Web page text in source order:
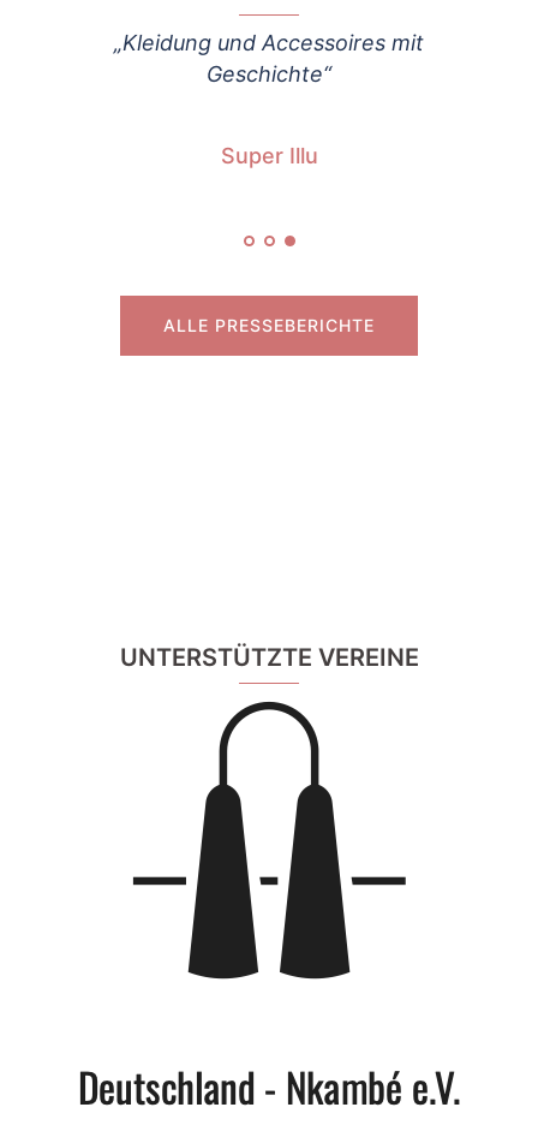
„Kleidung und Accessoires mit
Geschichte“
Super Illu
ALLE PRESSEBERICHTE
UNTERSTÜTZTE VEREINE